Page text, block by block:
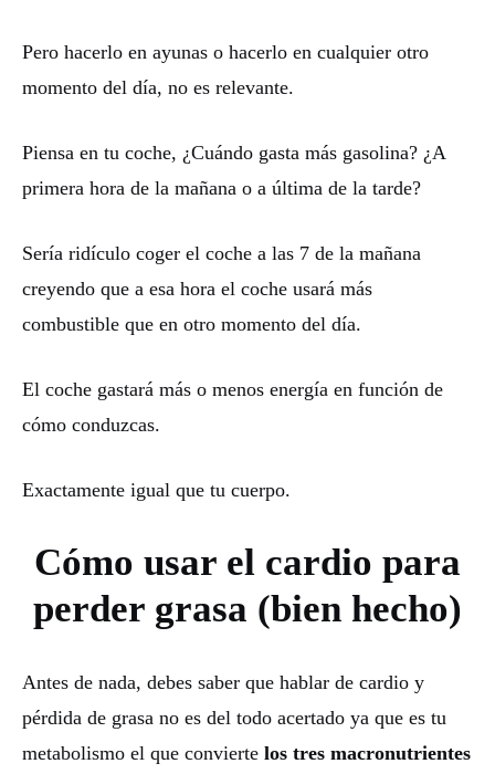
Pero hacerlo en ayunas o hacerlo en cualquier otro
momento del día, no es relevante.
Piensa en tu coche, ¿Cuándo gasta más gasolina? ¿A
primera hora de la mañana o a última de la tarde?
Sería ridículo coger el coche a las 7 de la mañana
creyendo que a esa hora el coche usará más
combustible que en otro momento del día.
El coche gastará más o menos energía en función de
cómo conduzcas.
Exactamente igual que tu cuerpo.
Cómo usar el cardio para
perder grasa (bien hecho)
Antes de nada, debes saber que hablar de cardio y
pérdida de grasa no es del todo acertado ya que es tu
metabolismo el que convierte los tres macronutrientes